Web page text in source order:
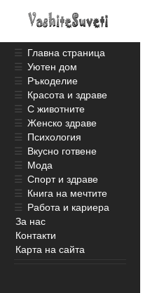
☰ Главна страница
☰ Уютен дом
☰ Ръкоделие
☰ Красота и здраве
☰ С животните
☰ Женско здраве
☰ Психология
☰ Вкусно готвене
☰ Мода
☰ Спорт и здраве
☰ Книга на мечтите
☰ Работа и кариера
За нас
Контакти
Карта на сайта